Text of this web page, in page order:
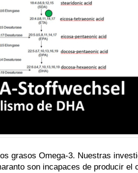
grasos Omega-3. Nuestras
son incapaces de producir